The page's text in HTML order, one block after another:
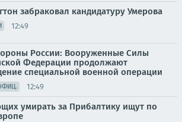
забраковал кандидатуру Умерова
12:49
России: Вооруженные Силы
Федерации продолжают
специальной военной операции
12:49
умирать за Прибалтику ищут по